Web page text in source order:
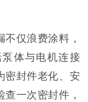
仅浪费涂料，
体与电机连接
密封件老化、安
一次密封件，